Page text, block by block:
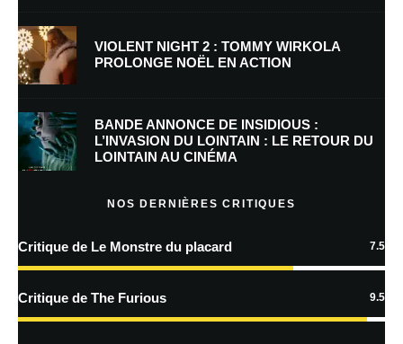
Enregistrer mon nom, mon e-mail et mon site dans le navigateur pour
mon prochain commentaire.
Prévenez-moi de tous les nouveaux commentaires par e-mail.
Prévenez-moi de tous les nouveaux articles par e-mail.
En savoir
traitées
VIOLENT NIGHT 2 : TOMMY WIRKOLA
PROLONGE NOËL EN ACTION
BANDE ANNONCE DE INSIDIOUS :
L’INVASION DU LOINTAIN : LE RETOUR DU
LOINTAIN AU CINÉMA
NOS DERNIÈRES CRITIQUES
Critique de Le Monstre du placard 7.5
Critique de The Furious 9.5